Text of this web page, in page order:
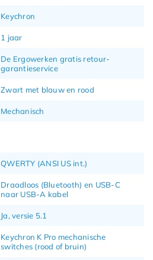
Keychron
1 jaar
De Ergowerken gratis retour-
garantieservice
Zwart met blauw en rood
Mechanisch
QWERTY (ANSI US int.)
Draadloos (Bluetooth) en USB-C
naar USB-A kabel
Ja, versie 5.1
Keychron K Pro mechanische
switches (rood of bruin)